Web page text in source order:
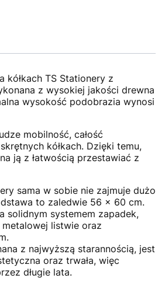
kółkach TS Stationery z
z wysokiej jakości drewna
wysokość podobrazia wynosi
mobilność, całość
kółkach. Dzięki temu,
ją z łatwością przestawiać z
sama w sobie nie zajmuje dużo
to zaledwie 56 x 60 cm.
solidnym systemem zapadek,
listwie oraz
z najwyższą starannością, jest
oraz trwała, więc
długie lata.